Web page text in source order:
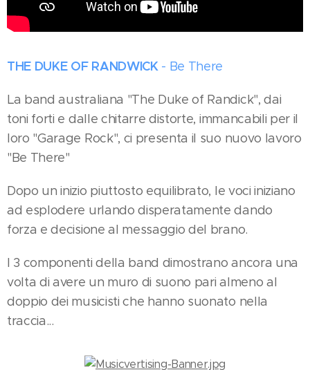
THE DUKE OF RANDWICK- Be There
La band australiana "The Duke of Randick", dai
toni forti e dalle chitarre distorte, immancabili per il
loro "Garage Rock", ci presenta il suo nuovo lavoro
"Be There"
Dopo un inizio piuttosto equilibrato, le voci iniziano
ad esplodere urlando disperatamente dando
forza e decisione al messaggio del brano.
I 3 componenti della band dimostrano ancora una
volta di avere un muro di suono pari almeno al
doppio dei musicisti che hanno suonato nella
traccia...